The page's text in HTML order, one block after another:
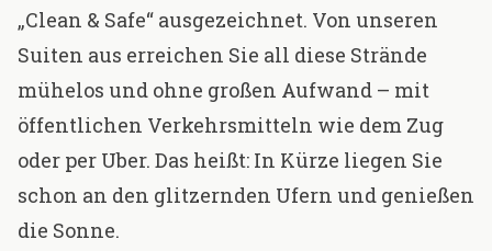
„Clean & Safe“ ausgezeichnet. Von unseren
Suiten aus erreichen Sie all diese Strände
mühelos und ohne großen Aufwand – mit
öffentlichen Verkehrsmitteln wie dem Zug
oder per Uber. Das heißt: In Kürze liegen Sie
schon an den glitzernden Ufern und genießen
die Sonne.